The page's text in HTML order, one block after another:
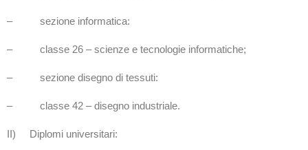
– sezione informatica:
– classe 26 – scienze e tecnologie informatiche;
– sezione disegno di tessuti:
– classe 42 – disegno industriale.
II) Diplomi universitari: